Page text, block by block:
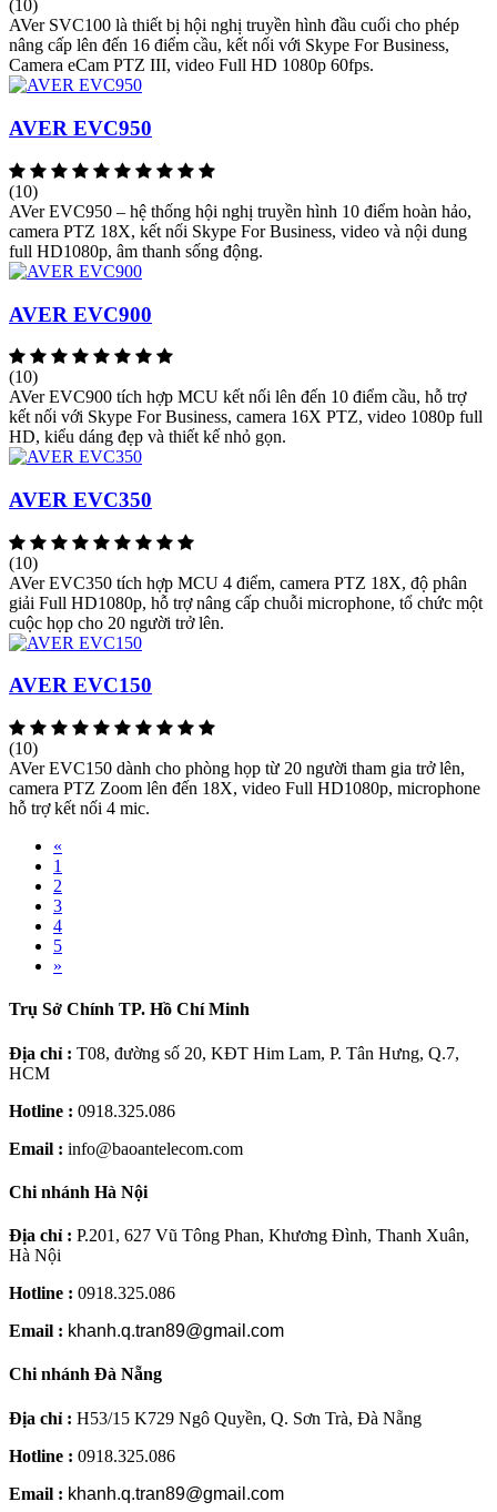
(10)
AVer SVC100 là thiết bị hội nghị truyền hình đầu cuối cho phép
nâng cấp lên đến 16 điểm cầu, kết nối với Skype For Business,
Camera eCam PTZ III, video Full HD 1080p 60fps.
AVER EVC950
(10)
AVer EVC950 – hệ thống hội nghị truyền hình 10 điểm hoàn hảo,
camera PTZ 18X, kết nối Skype For Business, video và nội dung
full HD1080p, âm thanh sống động.
AVER EVC900
(10)
AVer EVC900 tích hợp MCU kết nối lên đến 10 điểm cầu, hỗ trợ
kết nối với Skype For Business, camera 16X PTZ, video 1080p full
HD, kiểu dáng đẹp và thiết kế nhỏ gọn.
AVER EVC350
(10)
AVer EVC350 tích hợp MCU 4 điểm, camera PTZ 18X, độ phân
giải Full HD1080p, hỗ trợ nâng cấp chuỗi microphone, tổ chức một
cuộc họp cho 20 người trở lên.
AVER EVC150
(10)
AVer EVC150 dành cho phòng họp từ 20 người tham gia trở lên,
camera PTZ Zoom lên đến 18X, video Full HD1080p, microphone
hỗ trợ kết nối 4 mic.
«
1
2
3
4
5
»
Trụ Sở Chính TP. Hồ Chí Minh
Địa chỉ : T08, đường số 20, KĐT Him Lam, P. Tân Hưng, Q.7,
HCM
Hotline : 0918.325.086
Email : info@baoantelecom.com
Chi nhánh Hà Nội
Địa chỉ : P.201, 627 Vũ Tông Phan, Khương Đình, Thanh Xuân,
Hà Nội
Hotline : 0918.325.086
Email : khanh.q.tran89@gmail.com
Chi nhánh Đà Nẵng
Địa chỉ : H53/15 K729 Ngô Quyền, Q. Sơn Trà, Đà Nẵng
Hotline : 0918.325.086
Email : khanh.q.tran89@gmail.com